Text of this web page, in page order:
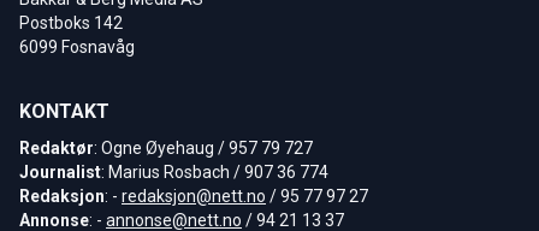
Postboks 142
6099 Fosnavåg
KONTAKT
Redaktør: Ogne Øyehaug / 957 79 727
Journalist: Marius Rosbach / 907 36 774
Redaksjon: - redaksjon@nett.no / 95 77 97 27
Annonse: - annonse@nett.no / 94 21 13 37